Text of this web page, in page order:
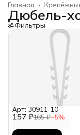
Главная ›
Дюбель-
Фильтры
157 ₽165 ₽−5%
Арт: 30911-10